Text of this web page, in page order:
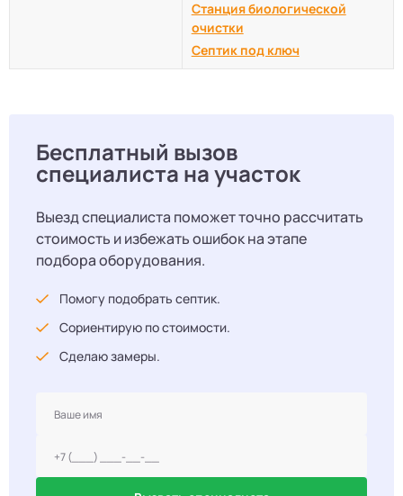
Станция биологической
очистки
Септик под ключ
Бесплатный вызов
специалиста на участок
Выезд специалиста поможет точно рассчитать
стоимость и избежать ошибок на этапе
подбора оборудования.
Помогу подобрать септик.
Сориентирую по стоимости.
Сделаю замеры.